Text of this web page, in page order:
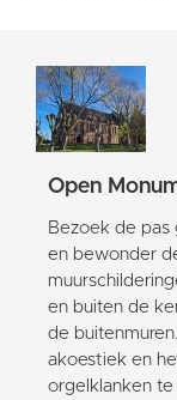
Open
Bezoek de pas
en bewonder
en buiten de
de
akoestiek en
orgelklanken te